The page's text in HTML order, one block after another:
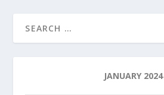
JANUARY 2024